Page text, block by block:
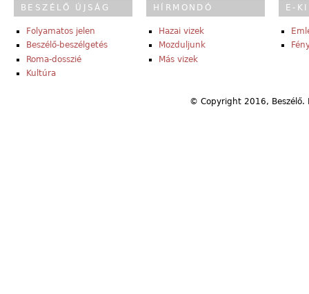
BESZÉLŐ ÚJSÁG
Folyamatos jelen
Beszélő-beszélgetés
Roma-dosszié
Kultúra
HÍRMONDÓ
Hazai vizek
Mozduljunk
Más vizek
E-
© Copyright 2016,